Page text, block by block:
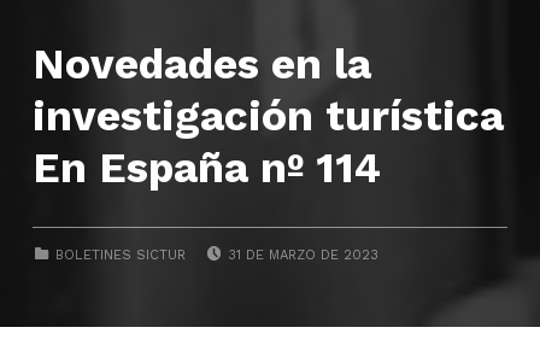
Novedades en la
investigación turística
En España nº 114
BOLETINES SICTUR 31 DE MARZO DE 2023